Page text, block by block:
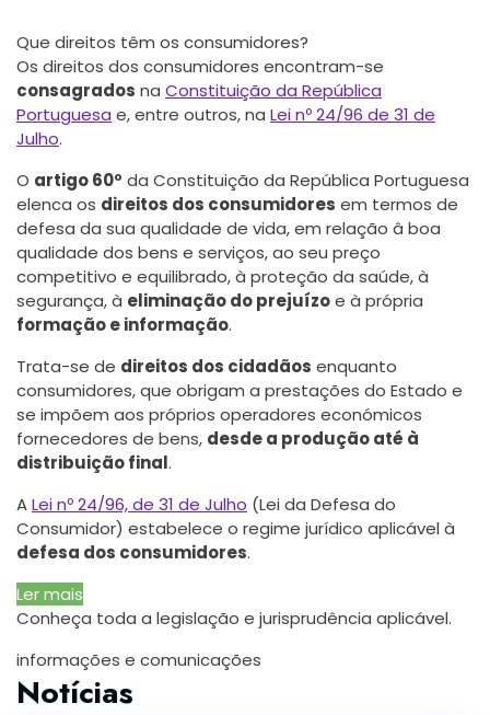
Que direitos têm os consumidores?
Os direitos dos consumidores encontram-se
consagrados na Constituição da República
Portuguesa e, entre outros, na Lei nº 24/96 de 31 de
Julho.
O artigo 60º da Constituição da República Portuguesa
elenca os direitos dos consumidores em termos de
defesa da sua qualidade de vida, em relação â boa
qualidade dos bens e serviços, ao seu preço
competitivo e equilibrado, à proteção da saúde, à
segurança, à eliminação do prejuízoe à própria
formação e informação.
Trata-se de direitos dos cidadãos enquanto
consumidores, que obrigam a prestações do Estado e
se impõem aos próprios operadores económicos
fornecedores de bens, desde a produção até à
distribuição final.
ALei nº 24/96, de 31 de Julho (Lei da Defesa do
Consumidor) estabelece o regime jurídico aplicável à
defesa dos consumidores.
Ler mais
Conheça toda a legislação e jurisprudência aplicável.
informações e comunicações
Notícias